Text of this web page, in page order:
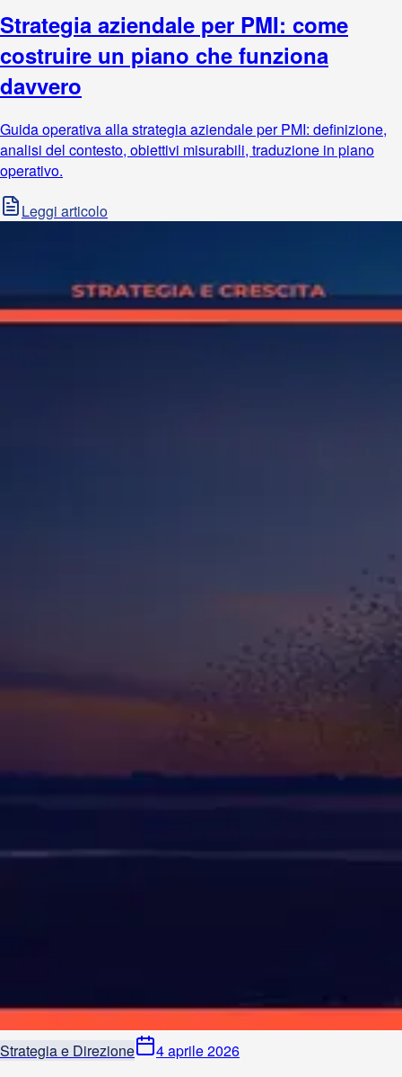
Strategia aziendale per PMI: come
costruire un piano che funziona
davvero
Guida operativa alla strategia aziendale per PMI: definizione,
analisi del contesto, obiettivi misurabili, traduzione in piano
operativo.
Leggi articolo
Strategia e Direzione 4 aprile 2026